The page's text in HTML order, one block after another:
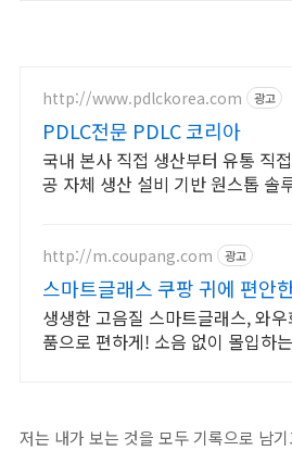
http://www.pdlckorea.com 광고
PDLC전문 PDLC 코리아
국내 본사 직접 생산부터 유통 직
공 자체 생산 설비 기반 원스톱 솔
http://m.coupang.com 광고
스마트글래스 쿠팡 귀에 편안
생생한 고음질 스마트글래스, 와
품으로 편하게! 소음 없이 몰입하
저는 내가 보는 것을 모두 기록으로 남